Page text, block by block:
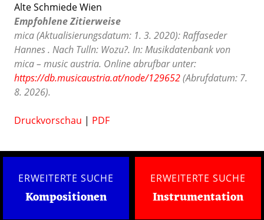
Alte Schmiede Wien
Empfohlene Zitierweise
mica (Aktualisierungsdatum: 1. 3. 2020): Raffaseder
Hannes . Nach Tulln: Wozu?. In: Musikdatenbank von
mica – music austria. Online abrufbar unter:
https://db.musicaustria.at/node/129652(Abrufdatum: 7.
8. 2026).
Druckvorschau | PDF
ERWEITERTE SUCHE
Kompositionen
ERWEITERTE SUCHE
Instrumentation